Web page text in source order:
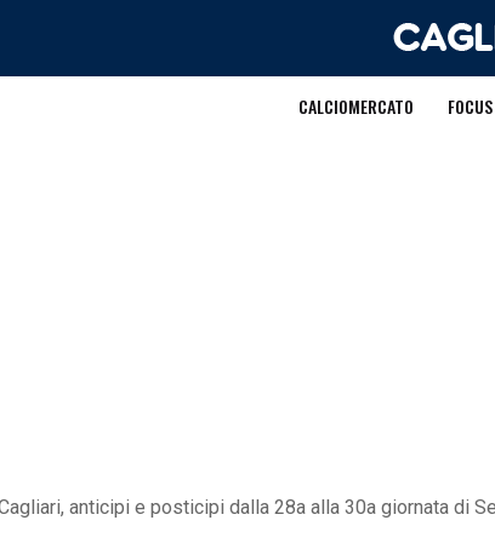
CALCIOMERCATO FOCUS
anticipi e posticipi dalla 28a alla 30a giornata di